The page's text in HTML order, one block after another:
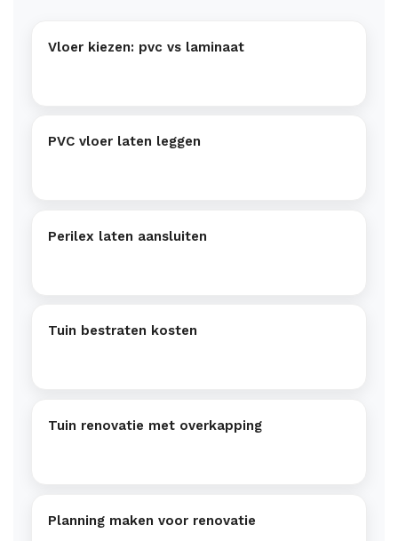
Vloer kiezen: pvc vs laminaat
PVC vloer laten leggen
Perilex laten aansluiten
Tuin bestraten kosten
Tuin renovatie met overkapping
Planning maken voor renovatie